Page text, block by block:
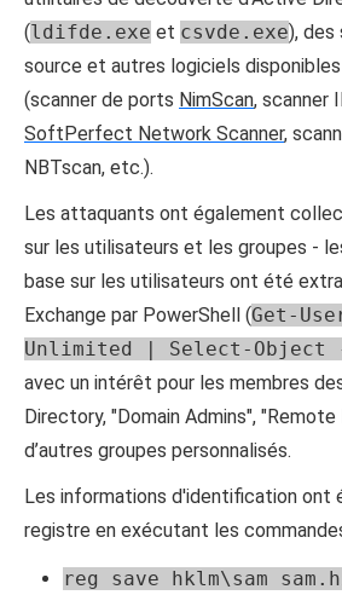
(ldifde.exe et csvde.exe), des
source et autres logiciels
(scanner de ports NimScan, scanner
SoftPerfect Network Scanner,
NBTscan, etc.).
Les attaquants ont également
sur les utilisateurs et les groupes -
base sur les utilisateurs ont été
Exchange par PowerShell (Get-
Unlimited | Select-Object -
avec un intérêt pour les membres
Directory, "Domain Admins",
d’autres groupes personnalisés.
Les informations d'identification ont
registre en exécutant les
reg save hklm\sam